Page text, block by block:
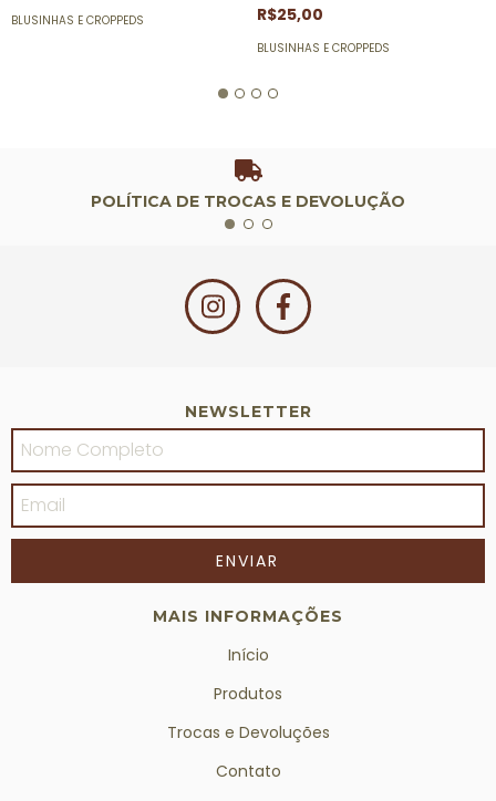
BLUSINHAS E CROPPEDS
R$25,00
BLUSINHAS E CROPPEDS
POLÍTICA DE TROCAS E DEVOLUÇÃO
NEWSLETTER
MAIS INFORMAÇÕES
Início
Produtos
Trocas e Devoluções
Contato